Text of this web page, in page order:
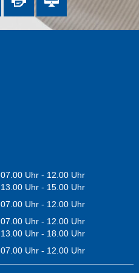
07.00 Uhr - 12.00 Uhr
13.00 Uhr - 15.00 Uhr
07.00 Uhr - 12.00 Uhr
07.00 Uhr - 12.00 Uhr
13.00 Uhr - 18.00 Uhr
07.00 Uhr - 12.00 Uhr